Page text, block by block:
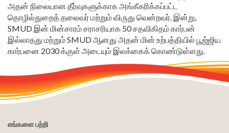
அதன் நிலையான தீர்வுகளுக்காக அங்கீகரிக்கப்பட்ட
தொழில்துறைத் தலைவர் மற்றும் விருது வென்றவர். இன்று,
SMUD இன் மின்சாரம் சராசரியாக 50 சதவிகிதம் கார்பன்
இல்லாதது மற்றும் SMUD ஆனது அதன் மின் உற்பத்தியில் பூஜ்ஜிய
கார்பனை 2030 க்குள் அடையும் இலக்கைக் கொண்டுள்ளது.
எங்களை பற்றி